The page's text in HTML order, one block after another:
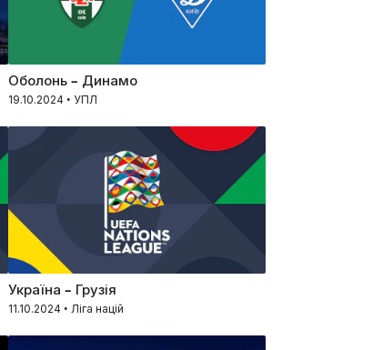
Оболонь – Динамо
19.10.2024 • УПЛ
Україна – Грузія
11.10.2024 • Ліга націй